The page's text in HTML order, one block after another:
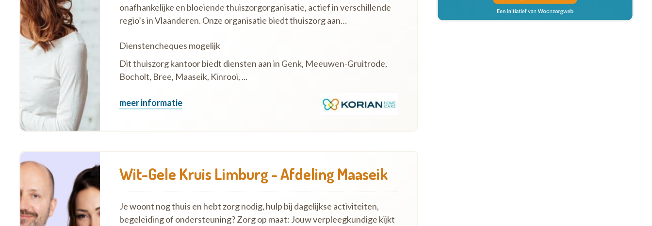
onafhankelijke en bloeiende thuiszorgorganisatie, actief in verschillende
regio’s in Vlaanderen. Onze organisatie biedt thuiszorg aan…
Dienstencheques mogelijk
Dit thuiszorg kantoor biedt diensten aan in Genk, Meeuwen-Gruitrode,
Bocholt, Bree, Maaseik, Kinrooi, ...
meer informatie
Wit-Gele Kruis Limburg - Afdeling Maaseik
Je woont nog thuis en hebt zorg nodig, hulp bij dagelijkse activiteiten,
begeleiding of ondersteuning? Zorg op maat: Jouw verpleegkundige kijkt